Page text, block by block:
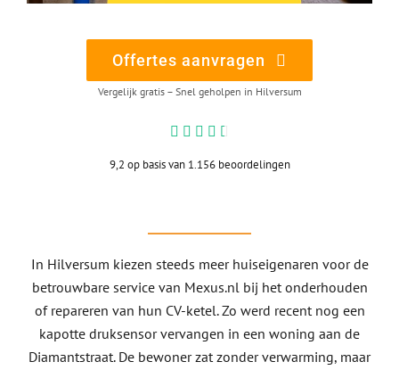
Offertes aanvragen
Vergelijk gratis – Snel geholpen in Hilversum
9,2 op basis van 1.156 beoordelingen
In Hilversum kiezen steeds meer huiseigenaren voor de
betrouwbare service van Mexus.nl bij het onderhouden
of repareren van hun CV-ketel. Zo werd recent nog een
kapotte druksensor vervangen in een woning aan de
Diamantstraat. De bewoner zat zonder verwarming, maar